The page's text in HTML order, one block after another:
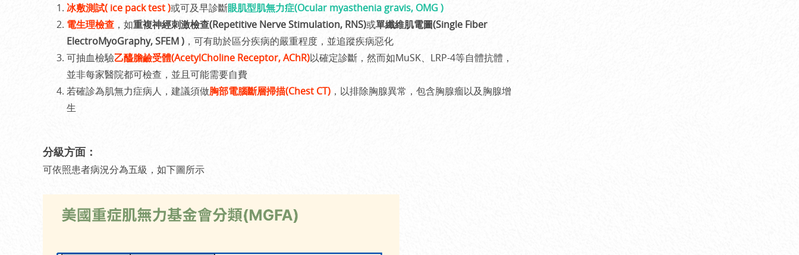
冰敷測試( ice pack test )或可及早診斷眼肌型肌無力症(Ocular myasthenia gravis, OMG )
電生理檢查 ，如重複神經刺激檢查(Repetitive Nerve Stimulation, RNS)或單纖維肌電圖(Single Fiber
ElectroMyoGraphy, SFEM ) ，可有助於區分疾病的嚴重程度，並追蹤疾病惡化
可抽血檢驗乙醯膽鹼受體(AcetylCholine Receptor, AChR)以確定診斷，然而如MuSK、LRP-4等自體抗體，
並非每家醫院都可檢查，並且可能需要自費
若確診為肌無力症病人，建議須做胸部電腦斷層掃描(Chest CT) ，以排除胸腺異常，包含胸腺瘤以及胸腺增
生
分級方面：
可依照患者病況分為五級，如下圖所示